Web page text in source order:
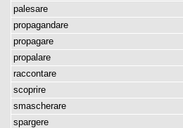
palesare
propagandare
propagare
propalare
raccontare
scoprire
smascherare
spargere